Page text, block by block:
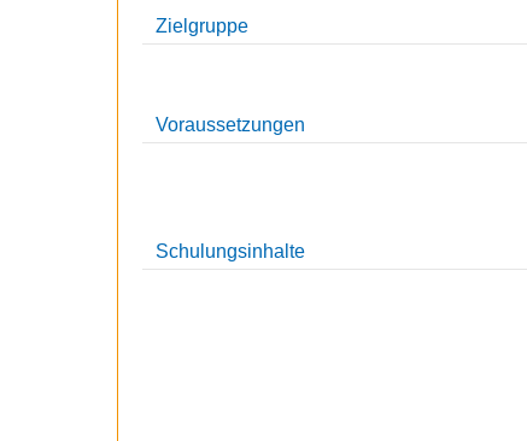
Zielgruppe
Voraussetzungen
Schulungsinhalte